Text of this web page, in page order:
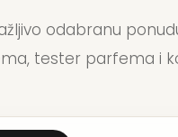
odabranu
tester parfema i